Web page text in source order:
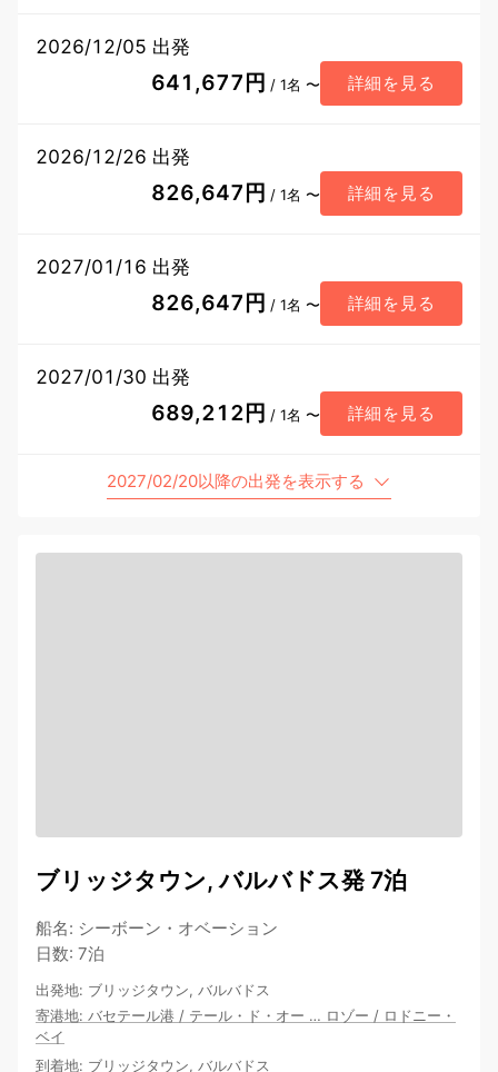
2026/12/05 出発
641,677円 / 1名 〜 詳細を見る
2026/12/26 出発
826,647円 / 1名 〜 詳細を見る
2027/01/16 出発
826,647円 / 1名 〜 詳細を見る
2027/01/30 出発
689,212円 / 1名 〜 詳細を見る
2027/02/20以降の出発を表示する
ブリッジタウン, バルバドス発 7泊
船名: シーボーン・オベーション
日数: 7泊
出発地: ブリッジタウン, バルバドス
寄港地: バセテール港 / テール・ド・オー … ロゾー / ロドニー・
ベイ
到着地: ブリッジタウン, バルバドス